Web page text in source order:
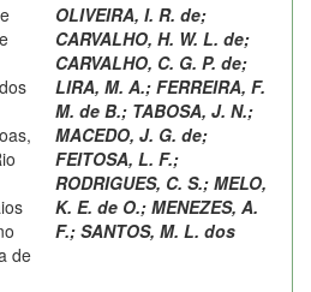
de
OLIVEIRA, I. R. de;
CARVALHO, H. W. L. de;
CARVALHO, C. G. P. de;
LIRA, M. A.; FERREIRA, F.
M. de B.; TABOSA, J. N.;
MACEDO, J. G. de;
FEITOSA, L. F.;
RODRIGUES, C. S.; MELO,
K. E. de O.; MENEZES, A.
F.; SANTOS, M. L. dos